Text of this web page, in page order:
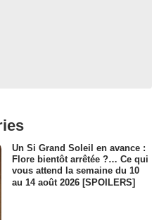
Un Si Grand Soleil en avance :
Flore bientôt arrêtée ?… Ce qui
vous attend la semaine du 10
au 14 août 2026 [SPOILERS]